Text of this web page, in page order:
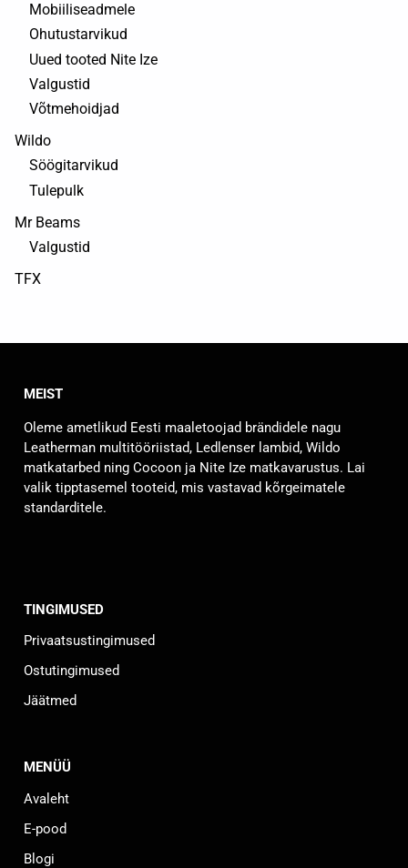
Mobiiliseadmele
Ohutustarvikud
Uued tooted Nite Ize
Valgustid
Võtmehoidjad
Wildo
Söögitarvikud
Tulepulk
Mr Beams
Valgustid
TFX
MEIST
Oleme ametlikud Eesti maaletoojad brändidele nagu
Leatherman multitööriistad, Ledlenser lambid, Wildo
matkatarbed ning Cocoon ja Nite Ize matkavarustus. Lai
valik tipptasemel tooteid, mis vastavad kõrgeimatele
standarditele.
TINGIMUSED
Privaatsustingimused
Ostutingimused
Jäätmed
MENÜÜ
Avaleht
E-pood
Blogi